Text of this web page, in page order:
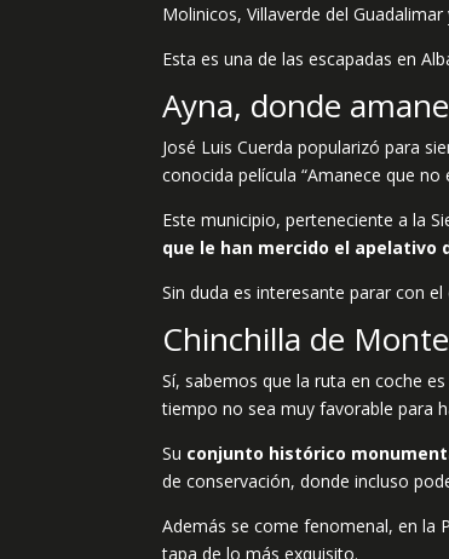
Molinicos, Villaverde del Guadalimar
Esta es una de las escapadas en
Ayna, donde
José Luis Cuerda popularizó para
conocida película “Amanece que no
Este municipio, perteneciente a la
que le han mercido el apelativo
Sin duda es interesante parar con
Chinchilla de
Sí, sabemos que la ruta en coche
tiempo no sea muy favorable para
Su conjunto histórico
de conservación, donde incluso
Además se come fenomenal, en la
tapa de lo más exquisito.